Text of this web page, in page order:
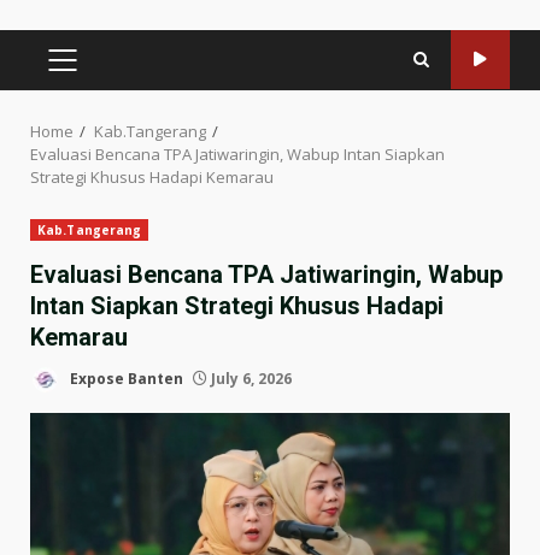
PRIMARY
MENU
Home
Kab.Tangerang
Evaluasi Bencana TPA Jatiwaringin, Wabup Intan Siapkan
Strategi Khusus Hadapi Kemarau
Kab.Tangerang
Evaluasi Bencana TPA Jatiwaringin, Wabup
Intan Siapkan Strategi Khusus Hadapi
Kemarau
Expose Banten July 6, 2026